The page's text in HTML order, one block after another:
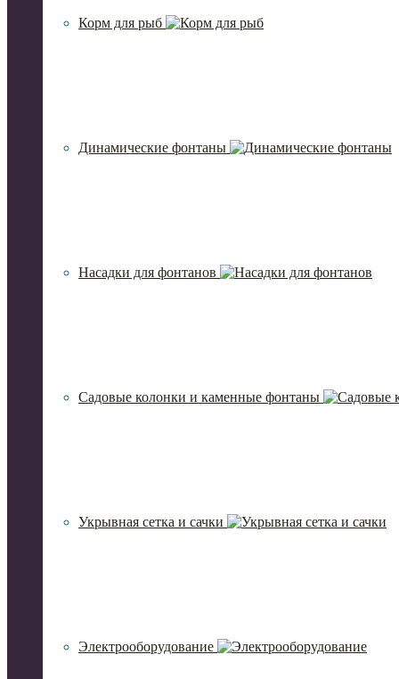
Корм для рыб
Динамические фонтаны
Насадки для фонтанов
Садовые колонки и каменные фонтаны
Укрывная сетка и сачки
Электрооборудование